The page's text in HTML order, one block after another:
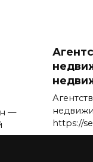
—
https://